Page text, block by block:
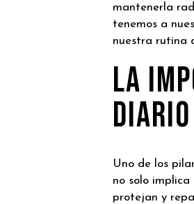
mantenerla
tenemos a
nuestra rutina
La
Diario
Uno de los
no solo
protejan y